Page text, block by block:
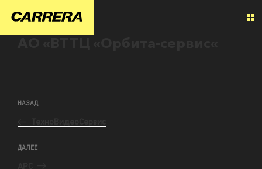
НАЗАД
ДАЛЕЕ